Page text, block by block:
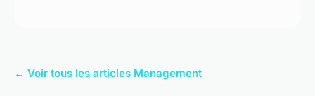
← Voir tous les articles Management